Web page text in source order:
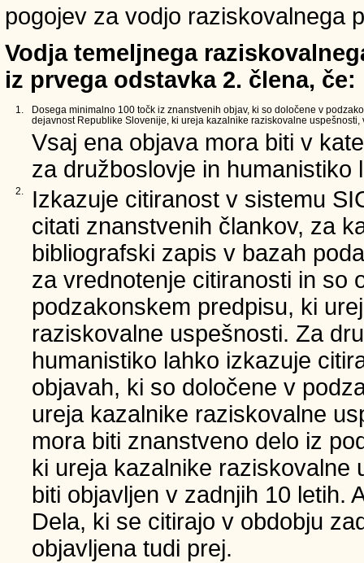
pogojev za vodjo raziskovalnega
Vodja temeljnega
iz prvega odstavka 2. člena, če:
1.
Dosega minimalno 100 točk iz znanstvenih objav, ki so določene v
dejavnost Republike Slovenije, ki ureja kazalnike raziskovalne uspešnosti,
Vsaj ena objava mora biti v
za družboslovje in humanistiko
2.
Izkazuje citiranost v sistemu
citati znanstvenih člankov, za
bibliografski zapis v bazah
za vrednotenje citiranosti in so
podzakonskem predpisu, ki
raziskovalne uspešnosti. Za
humanistiko lahko izkazuje
objavah, ki so določene v
ureja kazalnike raziskovalne
mora biti znanstveno delo iz
ki ureja kazalnike raziskovalne
biti objavljen v zadnjih 10 letih.
Dela, ki se citirajo v obdobju
objavljena tudi prej.